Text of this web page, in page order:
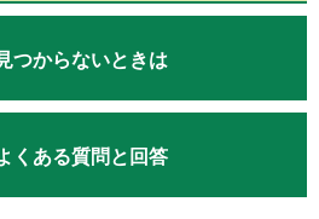
つからないときは
くある質問と回答